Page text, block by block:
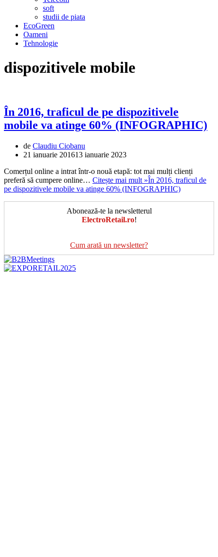
soft
studii de piata
EcoGreen
Oameni
Tehnologie
dispozitivele mobile
În 2016, traficul de pe dispozitivele
mobile va atinge 60% (INFOGRAPHIC)
de Claudiu Ciobanu
21 ianuarie 201613 ianuarie 2023
Comerțul online a intrat într-o nouă etapă: tot mai mulți clienți
preferă să cumpere online… Citește mai mult »În 2016, traficul de
pe dispozitivele mobile va atinge 60% (INFOGRAPHIC)
Abonează-te la newsletterul
ElectroRetail.ro!
Cum arată un newsletter?